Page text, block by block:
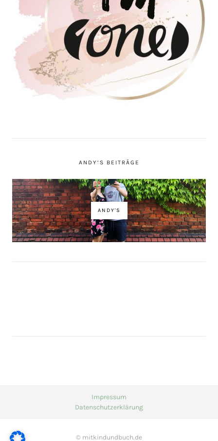
ANDY’S BEITRÄGE
ANDY'S
Impressum
Datenschutzerklärung
© mitkindundbuch.de